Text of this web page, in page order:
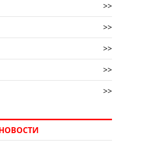
>>
>>
>>
>>
>>